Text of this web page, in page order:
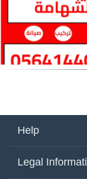
Help
About Us
Legal